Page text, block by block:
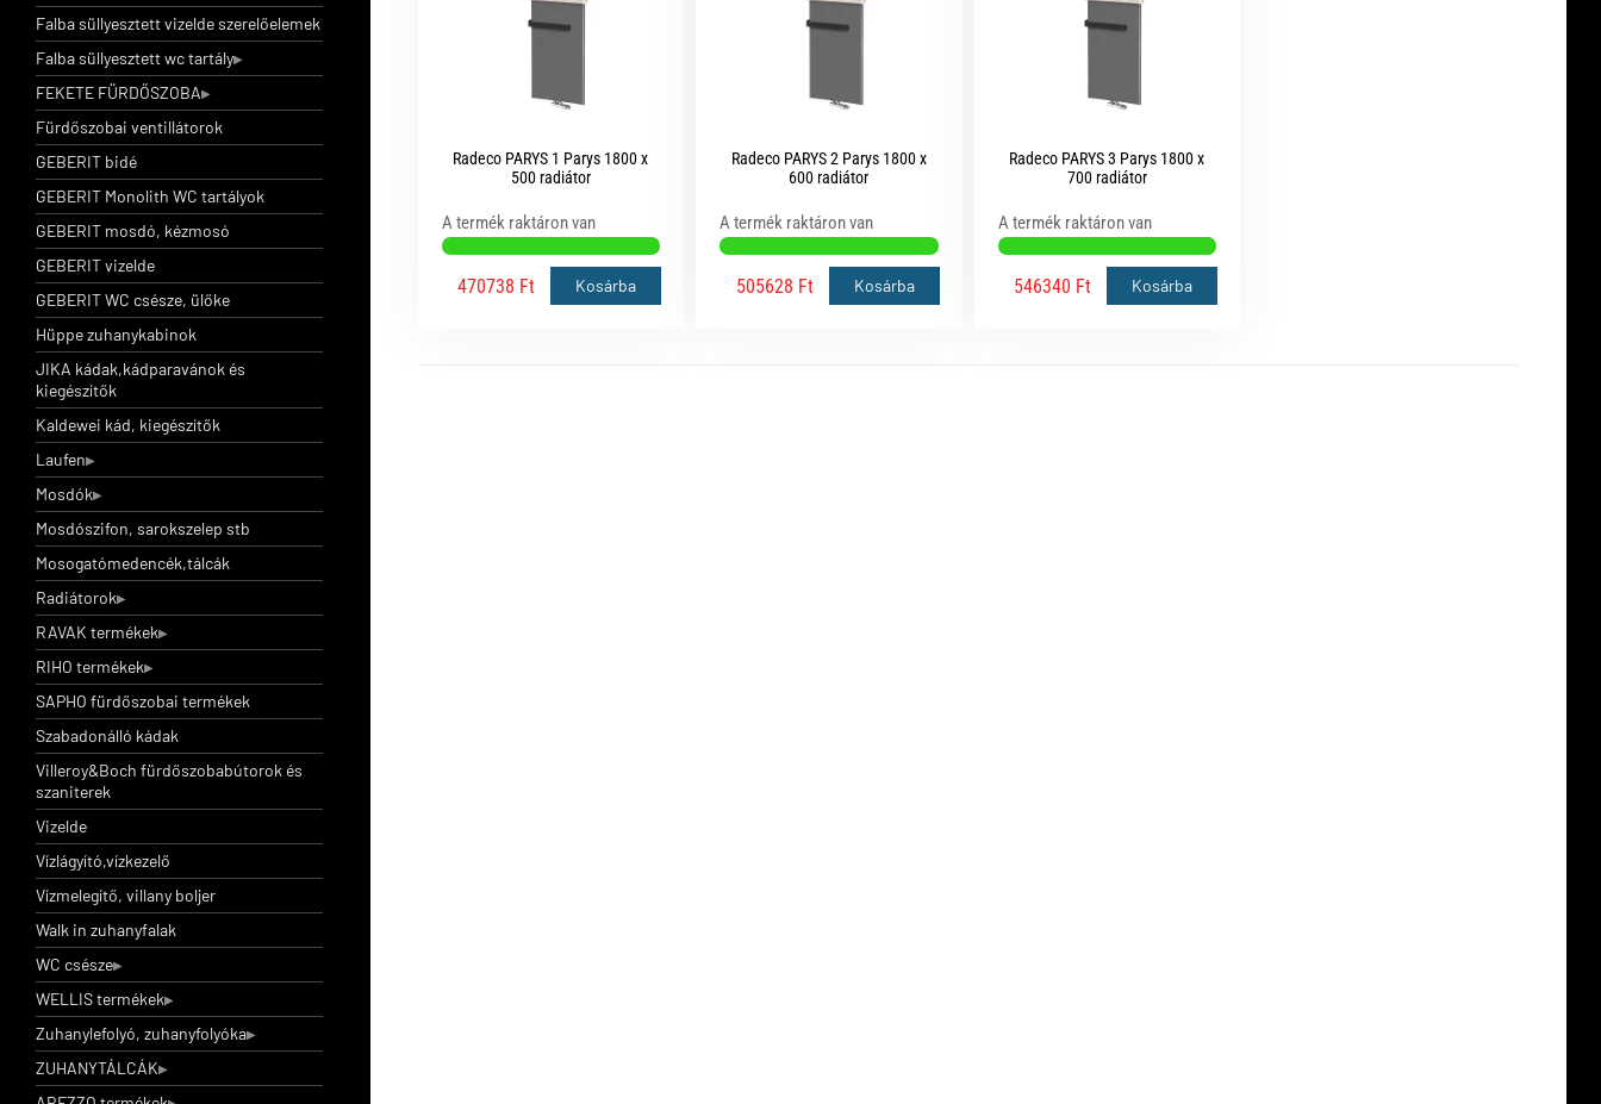
Radeco PARYS 1 Parys 1800 x
500 radiátor
A termék raktáron van
470738 Ft Kosárba
Radeco PARYS 2 Parys 1800 x
600 radiátor
A termék raktáron van
505628 Ft Kosárba
Radeco PARYS 3 Parys 1800 x
700 radiátor
A termék raktáron van
546340 Ft Kosárba
Falba süllyesztett vizelde szerelőelemek
Falba süllyesztett wc tartály
FEKETE FÜRDŐSZOBA
Fürdőszobai ventillátorok
GEBERIT bidé
GEBERIT Monolith WC tartályok
GEBERIT mosdó, kézmosó
GEBERIT vizelde
GEBERIT WC csésze, ülőke
Hüppe zuhanykabinok
JIKA kádak,kádparavánok és
kiegészítők
Kaldewei kád, kiegészítők
Laufen
Mosdók
Mosdószifon, sarokszelep stb
Mosogatómedencék,tálcák
Radiátorok
RAVAK termékek
RIHO termékek
SAPHO fürdőszobai termékek
Szabadonálló kádak
Villeroy&Boch fürdőszobabútorok és
szaniterek
Vizelde
Vízlágyító,vízkezelő
Vízmelegítő, villany boljer
Walk in zuhanyfalak
WC csésze
WELLIS termékek
Zuhanylefolyó, zuhanyfolyóka
ZUHANYTÁLCÁK